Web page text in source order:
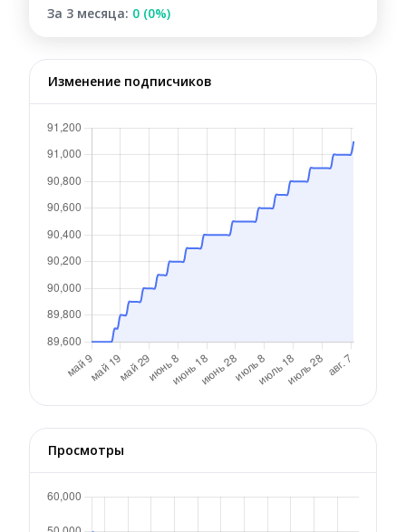
За 3 месяца: 0 (0%)
Изменение подписчиков
Просмотры